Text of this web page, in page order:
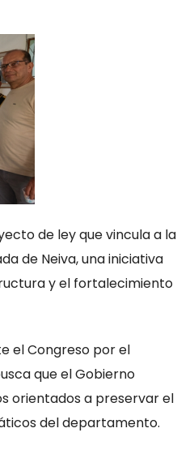
de ley que vincula a la
de Neiva, una iniciativa
y el fortalecimiento
el Congreso por el
que el Gobierno
orientados a preservar el
del departamento.